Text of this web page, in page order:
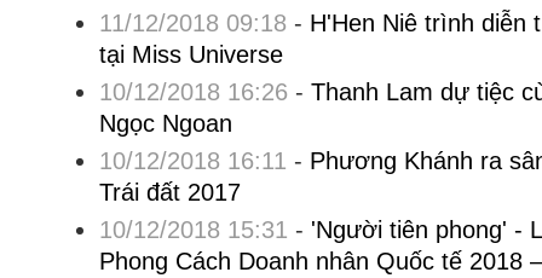
11/12/2018 09:18 - H'Hen Niê trình diễn
tại Miss Universe
10/12/2018 16:26 - Thanh Lam dự tiệc
Ngọc Ngoan
10/12/2018 16:11 - Phương Khánh ra
Trái đất 2017
10/12/2018 15:31 - 'Người tiên phong' -
Phong Cách Doanh nhân Quốc tế 2018